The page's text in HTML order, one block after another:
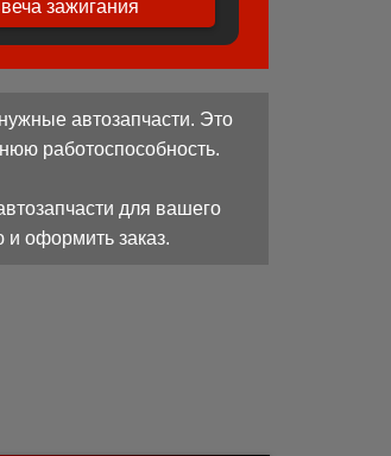
зажигания
автозапчасти. Это
работоспособность.
для вашего
и оформить заказ.